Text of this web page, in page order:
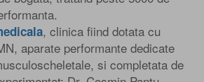
, clinica fiind dotata cu
aparate performante dedicate
si completata de